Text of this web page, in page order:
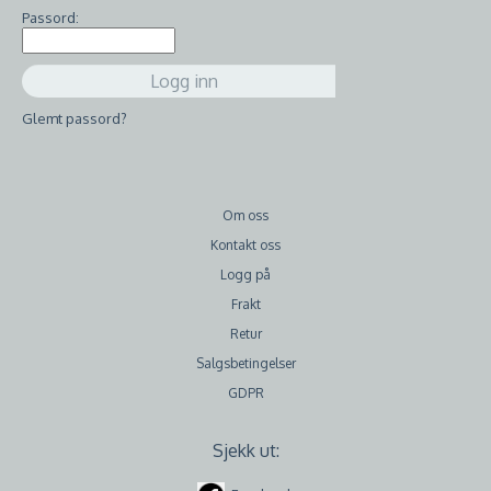
Passord:
Glemt passord?
Om oss
Kontakt oss
Logg på
Frakt
Retur
Salgsbetingelser
GDPR
Sjekk ut: